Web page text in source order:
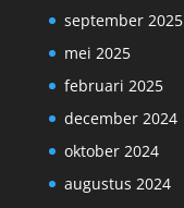
september 2025
mei 2025
februari 2025
december 2024
oktober 2024
augustus 2024